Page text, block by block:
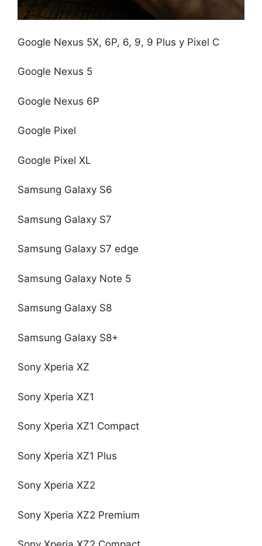
Google Nexus 5X, 6P, 6, 9, 9 Plus y Pixel C
Google Nexus 5
Google Nexus 6P
Google Pixel
Google Pixel XL
Samsung Galaxy S6
Samsung Galaxy S7
Samsung Galaxy S7 edge
Samsung Galaxy Note 5
Samsung Galaxy S8
Samsung Galaxy S8+
Sony Xperia XZ
Sony Xperia XZ1
Sony Xperia XZ1 Compact
Sony Xperia XZ1 Plus
Sony Xperia XZ2
Sony Xperia XZ2 Premium